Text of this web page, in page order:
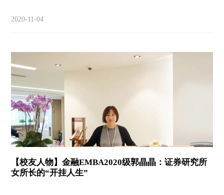
2020-11-04
【校友人物】金融EMBA2020级郭晶晶：证券研究所
女所长的“开挂人生”